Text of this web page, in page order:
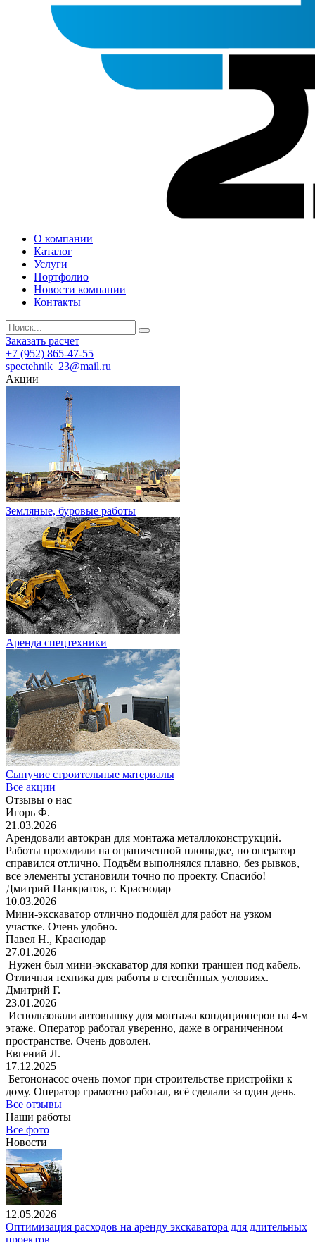
О компании
Каталог
Услуги
Портфолио
Новости компании
Контакты
Заказать расчет
+7 (952) 865-47-55
spectehnik_23@mail.ru
Акции
Земляные, буровые работы
Аренда спецтехники
Сыпучие строительные материалы
Все акции
Отзывы о нас
Игорь Ф.
21.03.2026
Арендовали автокран для монтажа металлоконструкций.
Работы проходили на ограниченной площадке, но оператор
справился отлично. Подъём выполнялся плавно, без рывков,
все элементы установили точно по проекту. Спасибо!
Дмитрий Панкратов, г. Краснодар
10.03.2026
Мини-экскаватор отлично подошёл для работ на узком
участке. Очень удобно.
Павел Н., Краснодар
27.01.2026
Нужен был мини-экскаватор для копки траншеи под кабель.
Отличная техника для работы в стеснённых условиях.
Дмитрий Г.
23.01.2026
Использовали автовышку для монтажа кондиционеров на 4-м
этаже. Оператор работал уверенно, даже в ограниченном
пространстве. Очень доволен.
Евгений Л.
17.12.2025
Бетононасос очень помог при строительстве пристройки к
дому. Оператор грамотно работал, всё сделали за один день.
Все отзывы
Наши работы
Все фото
Новости
12.05.2026
Оптимизация расходов на аренду экскаватора для длительных
проектов